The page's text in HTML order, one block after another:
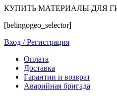
КУПИТЬ МАТЕРИАЛЫ ДЛЯ
[belingogeo_selector]
Вход / Регистрация
Оплата
Доставка
Гарантии и возврат
Аварийная бригада